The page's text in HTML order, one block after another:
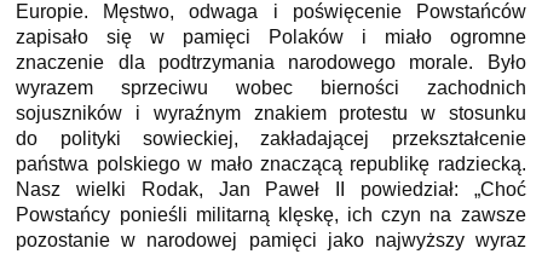
Europie. Męstwo, odwaga i poświęcenie Powstańców
zapisało się w pamięci Polaków i miało ogromne
znaczenie dla podtrzymania narodowego morale. Było
wyrazem sprzeciwu wobec bierności zachodnich
sojuszników i wyraźnym znakiem protestu w stosunku
do polityki sowieckiej, zakładającej przekształcenie
państwa polskiego w mało znaczącą republikę radziecką.
Nasz wielki Rodak, Jan Paweł II powiedział: „Choć
Powstańcy ponieśli militarną klęskę, ich czyn na zawsze
pozostanie w narodowej pamięci jako najwyższy wyraz